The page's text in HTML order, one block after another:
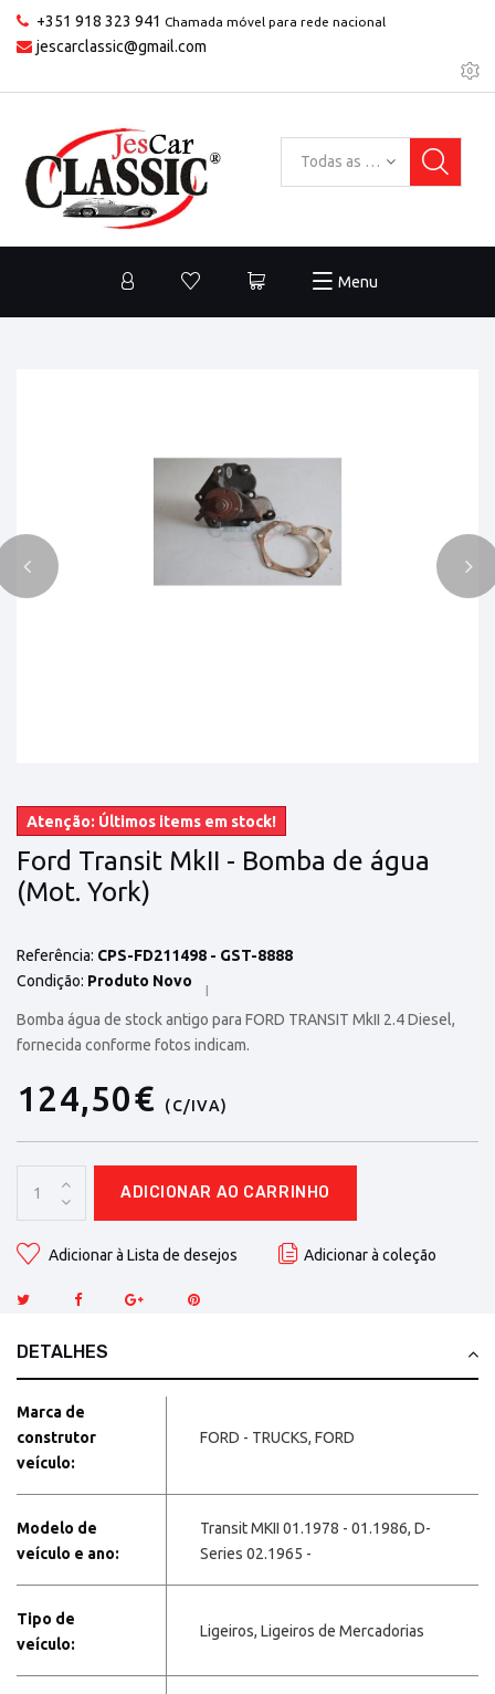
+351 918 323 941 Chamada móvel para rede nacional
jescarclassic@gmail.com
Todas as categorias
Menu
Atenção: Últimos items em stock!
Ford Transit MkII - Bomba de água
(Mot. York)
Referência: CPS-FD211498 - GST-8888
Condição: Produto Novo
Bomba água de stock antigo para FORD TRANSIT MkII 2.4 Diesel,
fornecida conforme fotos indicam.
124,50€ (C/IVA)
ADICIONAR AO CARRINHO
Adicionar à Lista de desejos Adicionar à coleção
DETALHES
Marca de
construtor
veículo:
FORD - TRUCKS, FORD
Modelo de
veículo e ano:
Transit MKII 01.1978 - 01.1986, D-
Series 02.1965 -
Tipo de
veículo:
Ligeiros, Ligeiros de Mercadorias